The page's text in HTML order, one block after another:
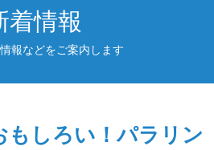
着情報
報などをご案内します
しろい！パラリン